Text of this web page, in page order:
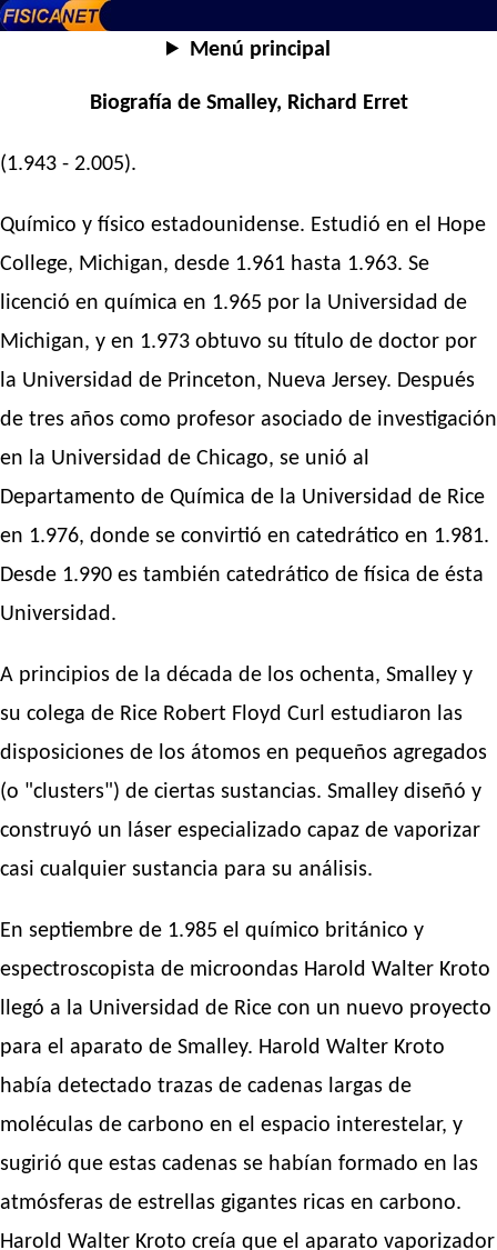
Menú principal
Biografía de Smalley, Richard Erret
(1.943 - 2.005).
Químico y físico estadounidense. Estudió en el Hope
College, Michigan, desde 1.961 hasta 1.963. Se
licenció en química en 1.965 por la Universidad de
Michigan, y en 1.973 obtuvo su título de doctor por
la Universidad de Princeton, Nueva Jersey. Después
de tres años como profesor asociado de investigación
en la Universidad de Chicago, se unió al
Departamento de Química de la Universidad de Rice
en 1.976, donde se convirtió en catedrático en 1.981.
Desde 1.990 es también catedrático de física de ésta
Universidad.
A principios de la década de los ochenta, Smalley y
su colega de Rice Robert Floyd Curl estudiaron las
disposiciones de los átomos en pequeños agregados
(o "clusters") de ciertas sustancias. Smalley diseñó y
construyó un láser especializado capaz de vaporizar
casi cualquier sustancia para su análisis.
En septiembre de 1.985 el químico británico y
espectroscopista de microondas Harold Walter Kroto
llegó a la Universidad de Rice con un nuevo proyecto
para el aparato de Smalley. Harold Walter Kroto
había detectado trazas de cadenas largas de
moléculas de carbono en el espacio interestelar, y
sugirió que estas cadenas se habían formado en las
atmósferas de estrellas gigantes ricas en carbono.
Harold Walter Kroto creía que el aparato vaporizador